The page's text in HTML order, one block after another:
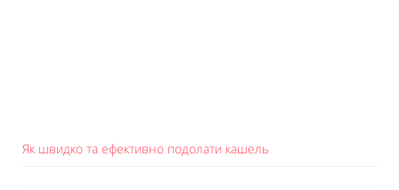
Як швидко та ефективно подолати кашель